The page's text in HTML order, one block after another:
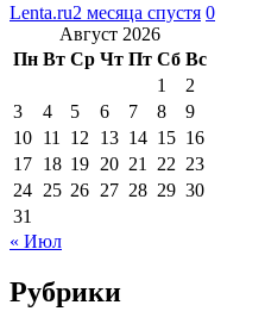
Lenta.ru2 месяца спустя 0
Август 2026
Пн Вт Ср Чт Пт Сб Вс
1
2
3
4 5 6 7 8
9
10 11 12 13 14 15 16
17 18 19 20 21 22 23
24 25 26 27 28 29 30
31
« Июл
Рубрики